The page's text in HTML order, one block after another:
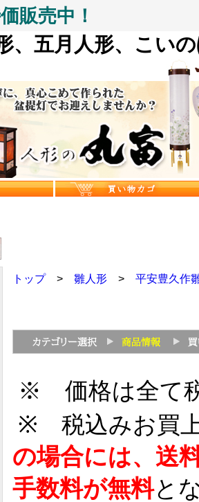
販売中！
、五月人形、こい
トップ> 雛人形> 平安豊久作
※ 価格は全て
※ 税込みお買
の場合には、送
手数料が無料と